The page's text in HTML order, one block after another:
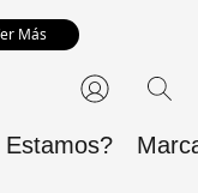
Más
Estamos?